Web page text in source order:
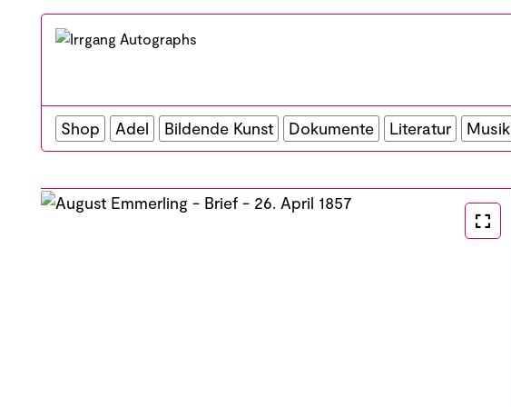
Shop Adel Bildende Kunst Dokumente Literatur Musik